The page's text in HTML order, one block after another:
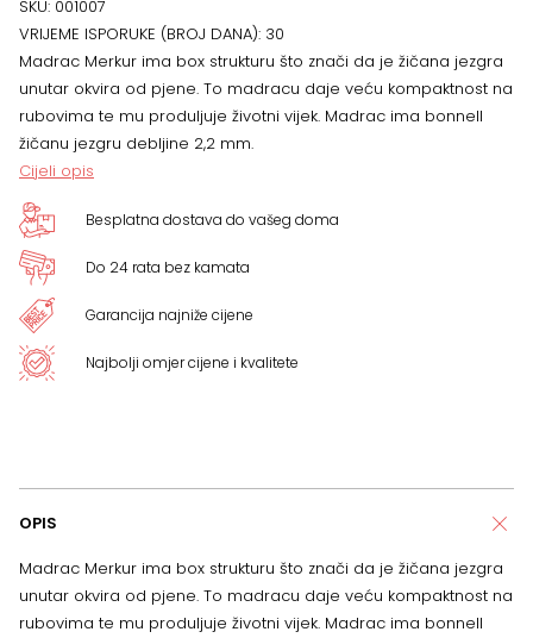
120
cm
x
15
cm
količina
SKU: 001007
VRIJEME ISPORUKE (BROJ DANA): 30
Madrac Merkur ima box strukturu što znači da je žičana jezgra
unutar okvira od pjene. To madracu daje veću kompaktnost na
rubovima te mu produljuje životni vijek. Madrac ima bonnell
žičanu jezgru debljine 2,2 mm.
Cijeli opis
Besplatna dostava do vašeg doma
Do 24 rata bez kamata
Garancija najniže cijene
Najbolji omjer cijene i kvalitete
OPIS
Madrac Merkur ima box strukturu što znači da je žičana jezgra
unutar okvira od pjene. To madracu daje veću kompaktnost na
rubovima te mu produljuje životni vijek. Madrac ima bonnell